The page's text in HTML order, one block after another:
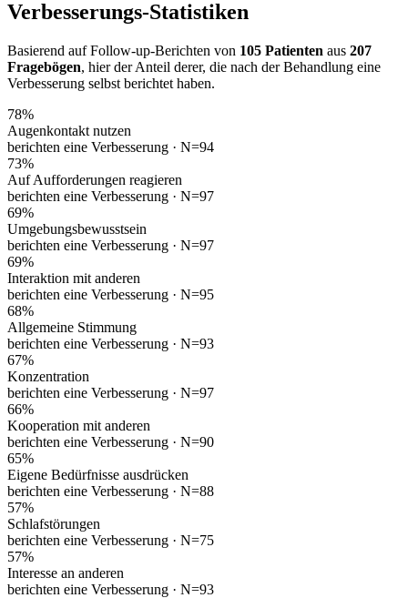
Verbesserungs-Statistiken
Basierend auf Follow-up-Berichten von 105 Patienten aus 207
Fragebögen, hier der Anteil derer, die nach der Behandlung eine
Verbesserung selbst berichtet haben.
78%
Augenkontakt nutzen
berichten eine Verbesserung · N=94
73%
Auf Aufforderungen reagieren
berichten eine Verbesserung · N=97
69%
Umgebungsbewusstsein
berichten eine Verbesserung · N=97
69%
Interaktion mit anderen
berichten eine Verbesserung · N=95
68%
Allgemeine Stimmung
berichten eine Verbesserung · N=93
67%
Konzentration
berichten eine Verbesserung · N=97
66%
Kooperation mit anderen
berichten eine Verbesserung · N=90
65%
Eigene Bedürfnisse ausdrücken
berichten eine Verbesserung · N=88
57%
Schlafstörungen
berichten eine Verbesserung · N=75
57%
Interesse an anderen
berichten eine Verbesserung · N=93